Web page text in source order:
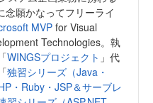
念願かなってフリーライ
MVPfor Visual
Technologies。執
WINGSプロジェクト 」代
独習シリーズ（Java・
・Ruby・JSP＆サーブレ